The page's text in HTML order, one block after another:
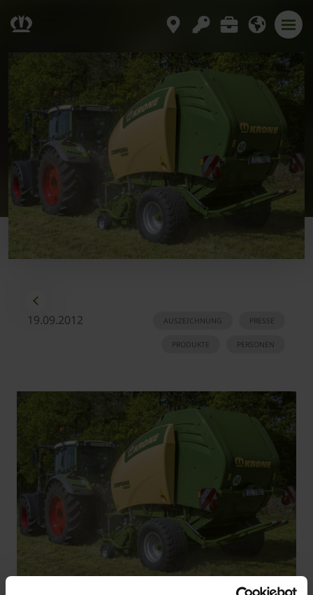
19.09.2012 PRESSE
AUSZEICHNUNG
PERSONEN
PRODUKTE